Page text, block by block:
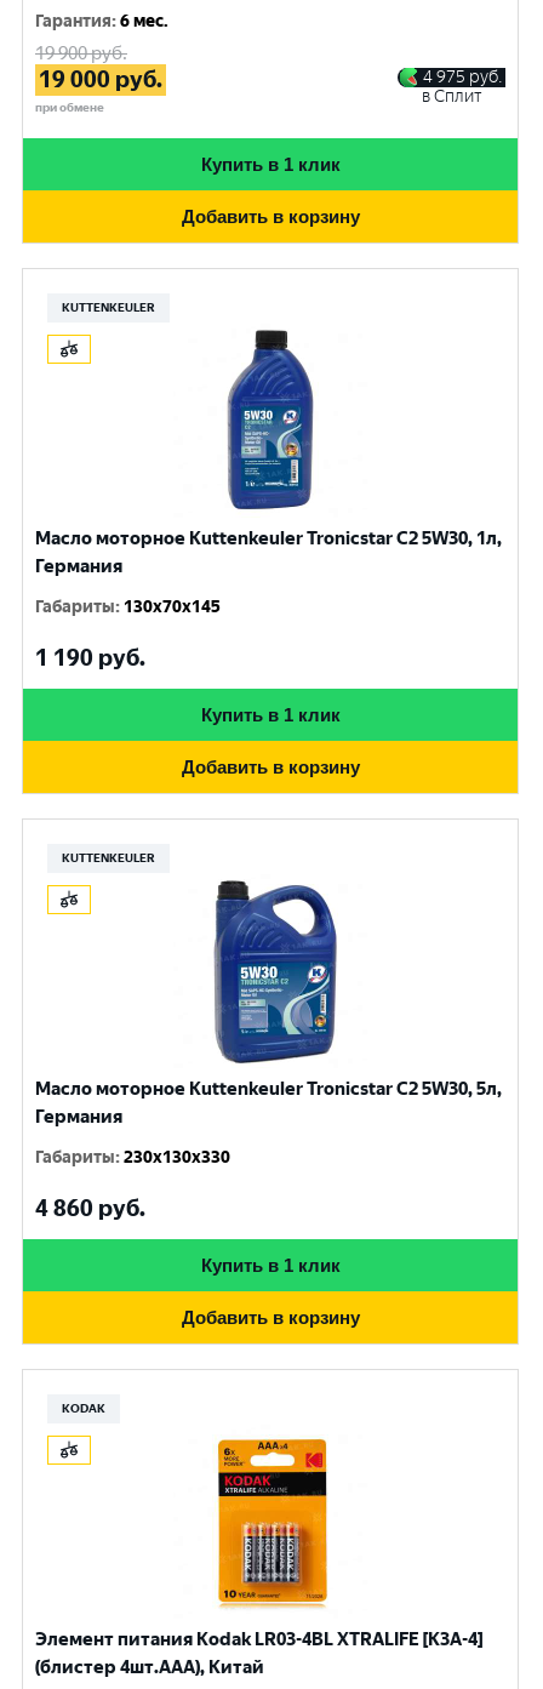
Гарантия:6 мес.
19 900руб.
19 000 руб.
при обмене
4 975 руб.
в Сплит
Купить в 1 клик
Добавить в корзину
KUTTENKEULER
Масло моторное Kuttenkeuler Tronicstar C2 5W30, 1л,
Германия
Габариты: 130x70x145
1 190 руб.
Купить в 1 клик
Добавить в корзину
KUTTENKEULER
Масло моторное Kuttenkeuler Tronicstar C2 5W30, 5л,
Германия
Габариты:230x130x330
4 860 руб.
Купить в 1 клик
Добавить в корзину
KODAK
Элемент питания Kodak LR03-4BL XTRALIFE [K3A-4]
(блистер 4шт.AАА), Китай